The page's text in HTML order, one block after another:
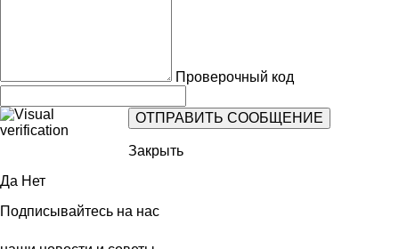
Проверочный код
Закрыть
Да Нет
Подписывайтесь на нас